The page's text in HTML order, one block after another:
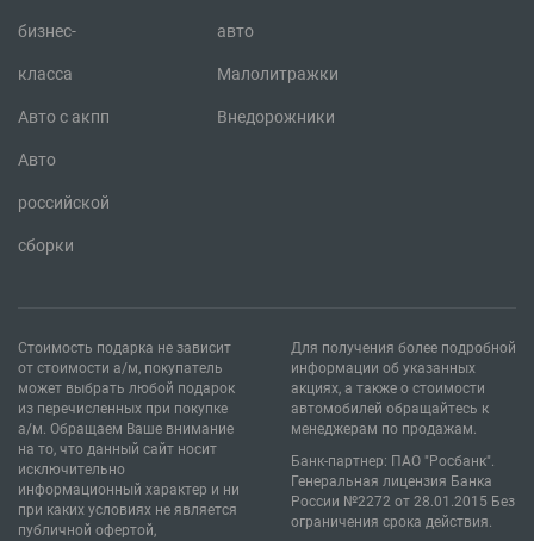
бизнес-
класса
Авто с акпп
Авто
российской
сборки
авто
Малолитражки
Внедорожники
Стоимость подарка не зависит
от стоимости а/м, покупатель
может выбрать любой подарок
из перечисленных при покупке
а/м. Обращаем Ваше внимание
на то, что данный сайт носит
исключительно
информационный характер и ни
при каких условиях не является
публичной офертой,
Для получения более подробной
информации об указанных
акциях, а также о стоимости
автомобилей обращайтесь к
менеджерам по продажам.
Банк-партнер: ПАО "Росбанк".
Генеральная лицензия Банка
России №2272 от 28.01.2015 Без
ограничения срока действия.